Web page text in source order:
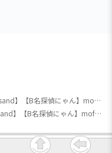
【mofusand】【B名探偵にゃん】mofusand もふもふジャーニーBIGぬいぐるみ～イギリス～
【mofusand】【B名探偵にゃん】mofusand もふもふジャーニーBIGぬいぐるみ～イギリス～